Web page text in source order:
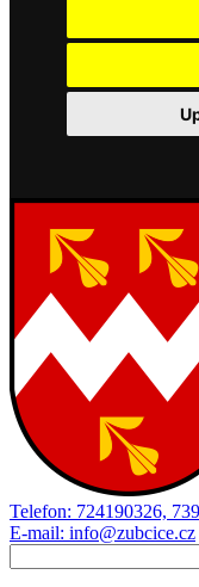
Telefon: 724190326,
E-mail: info@zubcice.cz